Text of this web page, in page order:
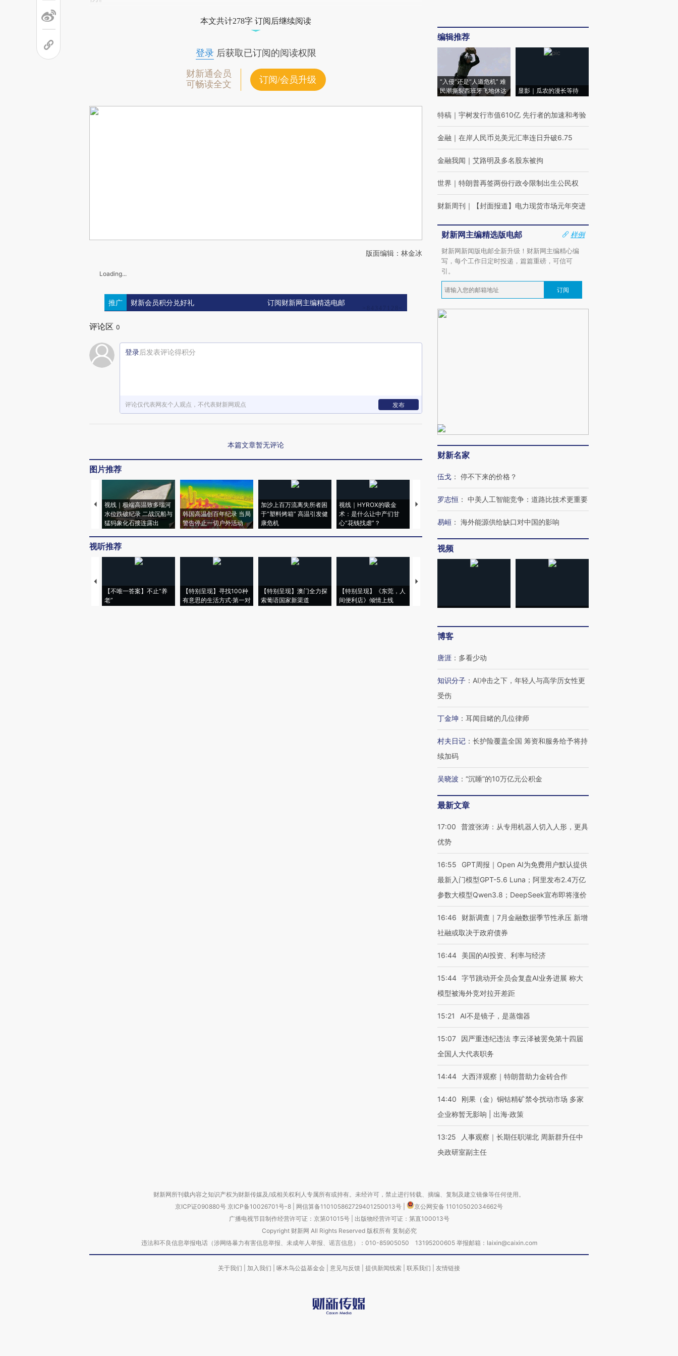
本文共计278字 订阅后继续阅读
登录后获取已订阅的阅读权限
财新通会员
可畅读全文
订阅/会员升级
版面编辑：林金冰
Loading...
推广 财新会员积分兑好礼 订阅财新网主编精选电邮
评论区 0
登录后发表评论得积分
评论仅代表网友个人观点，不代表财新网观点 发布
本篇文章暂无评论
图片推荐
视线｜极端高温致多瑙河
水位跌破纪录 二战沉船与
猛犸象化石接连露出
韩国高温创百年纪录 当局
警告停止一切户外活动
加沙上百万流离失所者困
于“塑料烤箱” 高温引发健
康危机
视线｜HYROX的吸金
术：是什么让中产们甘
心“花钱找虐”？
马航飞行员跨国走私7万
视线｜被称为“蟑螂”的印
育部长拱下台
视线｜“入侵”还是“人道危
视听推荐
【不唯一答案】不止“养
老”
【特别呈现】寻找100种
有意思的生活方式·第一对
【特别呈现】澳门全力探
索葡语国家新渠道
【特别呈现】《东莞，人
间便利店》倾情上线
【推广】走进第四届链博
编辑推荐
“入侵”还是“人道危机” 难
民潮撕裂西班牙飞地休达
显影｜瓜农的漫长等待
特稿 ｜ 宇树发行市值610亿 先行者的加速和考验
金融 ｜ 在岸人民币兑美元汇率连日升破6.75
金融我闻 ｜ 艾路明及多名股东被拘
世界 ｜ 特朗普再签两份行政令限制出生公民权
财新周刊 ｜ 【封面报道】电力现货市场元年突进
财新网主编精选版电邮
样例
财新网新闻版电邮全新升级！财新网主编精心编
写，每个工作日定时投递，篇篇重磅，可信可
引。
订阅
财新名家
伍戈 ： 停不下来的价格？
罗志恒 ： 中美人工智能竞争：道路比技术更重要
易峘 ： 海外能源供给缺口对中国的影响
视频
博客
唐涯 ： 多看少动
知识分子 ： AI冲击之下，年轻人与高学历女性更
受伤
丁金坤 ： 耳闻目睹的几位律师
村夫日记 ： 长护险覆盖全国 筹资和服务给予将持
续加码
吴晓波 ： “沉睡”的10万亿元公积金
最新文章
17:00
普渡张涛：从专用机器人切入人形，更具
优势
16:55
GPT周报｜Open AI为免费用户默认提供
最新入门模型GPT-5.6 Luna；阿里发布2.4万亿
参数大模型Qwen3.8；DeepSeek宣布即将涨价
16:46
财新调查｜7月金融数据季节性承压 新增
社融或取决于政府债券
16:44 美国的AI投资、利率与经济
15:44 字节跳动开全员会复盘AI业务进展 称大
模型被海外竞对拉开差距
15:21 AI不是镜子，是蒸馏器
15:07
因严重违纪违法 李云泽被罢免第十四届
全国人大代表职务
14:44 大西洋观察｜特朗普助力金砖合作
14:40
刚果（金）铜钴精矿禁令扰动市场 多家
企业称暂无影响 | 出海·政策
13:25
人事观察｜长期任职湖北 周新群升任中
央政研室副主任
财新网所刊载内容之知识产权为财新传媒及/或相关权利人专属所有或持有。未经许可，禁止进行转载、摘编、复制及建立镜像等任何使用。
京ICP证090880号 京ICP备10026701号-8 网信算备110105862729401250013号
京公网安备 11010502034662号
广播电视节目制作经营许可证：京第01015号| 出版物经营许可证：第直100013号
Copyright 财新网 All Rights Reserved 版权所有 复制必究
违法和不良信息举报电话（涉网络暴力有害信息举报、未成年人举报、谣言信息）：010-85905050 13195200605 举报邮箱：laixin@caixin.com
关于我们 加入我们 啄木鸟公益基金会 意见与反馈 提供新闻线索 联系我们 友情链接